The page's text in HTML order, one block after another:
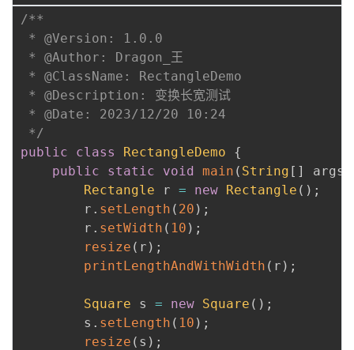
/**
* @Version: 1.0.0
* @Author: Dragon_王
* @ClassName: RectangleDemo
* @Description: 变换长宽测试
* @Date: 2023/12/20 10:24
*/
public
class RectangleDemo
{
public
static void main ( String [ ] args
Rectangle r = new Rectangle ( ) ;
        r
. setLength ( 20 ) ;
        r
. setWidth ( 10 ) ;
resize ( r ) ;
printLengthAndWithWidth ( r ) ;
Square s = new Square ( ) ;
        s
. setLength ( 10 ) ;
resize ( s ) ;